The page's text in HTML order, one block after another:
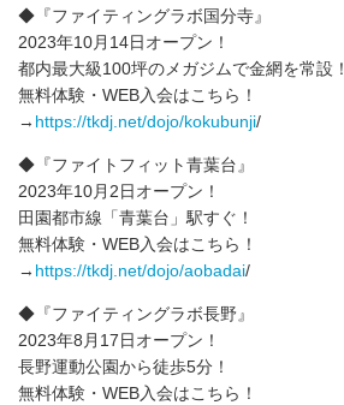
◆『ファイティングラボ国分寺』
2023年10月14日オープン！
都内最大級100坪のメガジムで金網を常設！
無料体験・WEB入会はこちら！
→ https://tkdj.net/dojo/kokubunji/
◆『ファイトフィット青葉台』
2023年10月2日オープン！
田園都市線「青葉台」駅すぐ！
無料体験・WEB入会はこちら！
→ https://tkdj.net/dojo/aobadai/
◆『ファイティングラボ長野』
2023年8月17日オープン！
長野運動公園から徒歩5分！
無料体験・WEB入会はこちら！